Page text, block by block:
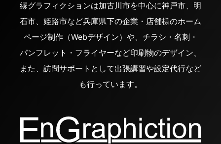
縁グラフィクションは加古川市を中心に神戸市、明
石市、姫路市など兵庫県下の企業・店舗様のホーム
ページ制作（Webデザイン）や、チラシ・名刺・
パンフレット・フライヤーなど印刷物のデザイン、
また、訪問サポートとして出張講習や設定代行など
も行っています。